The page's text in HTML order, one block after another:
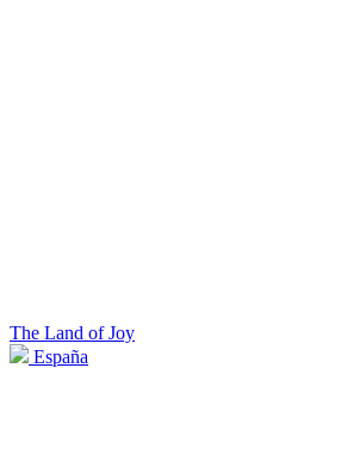
The Land of Joy
España